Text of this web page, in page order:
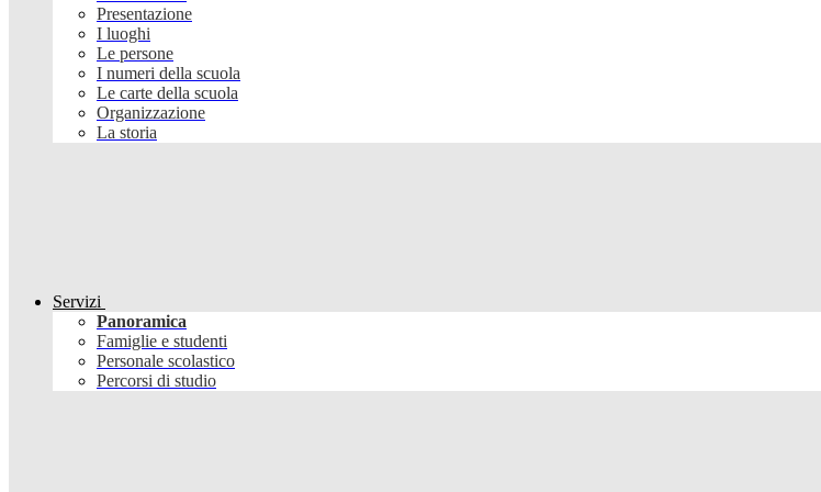
Presentazione
I luoghi
Le persone
I numeri della scuola
Le carte della scuola
Organizzazione
La storia
Servizi
Panoramica
Famiglie e studenti
Personale scolastico
Percorsi di studio